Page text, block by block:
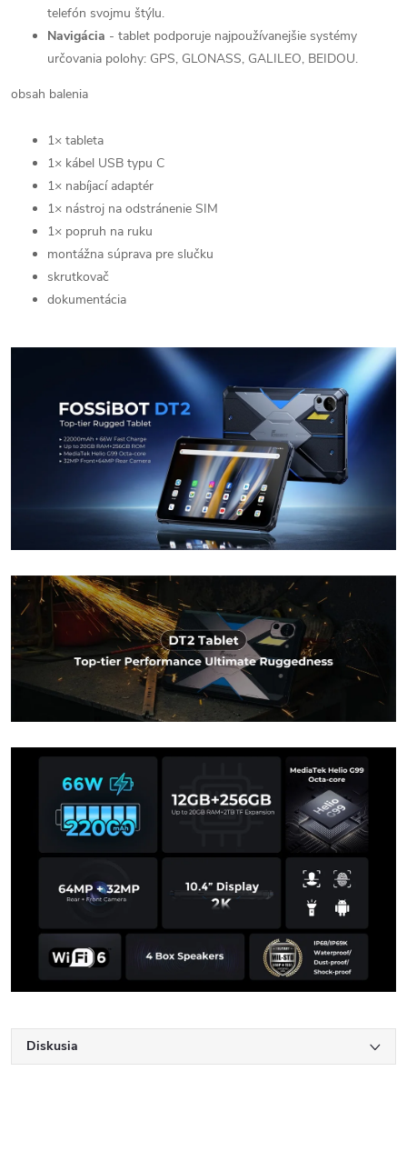
telefón svojmu štýlu.
Navigácia - tablet podporuje najpoužívanejšie systémy
určovania polohy: GPS, GLONASS, GALILEO, BEIDOU.
obsah balenia
1× tableta
1× kábel USB typu C
1× nabíjací adaptér
1× nástroj na odstránenie SIM
1× popruh na ruku
montážna súprava pre slučku
skrutkovač
dokumentácia
Diskusia
Powered by chaterimo